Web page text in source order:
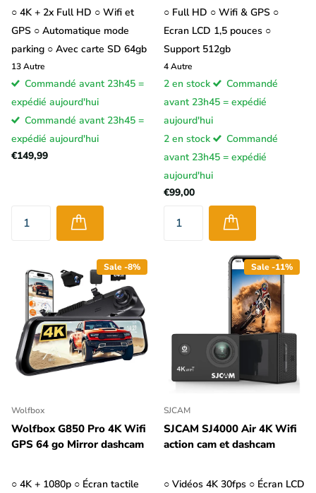
○ 4K + 2x Full HD ○ Wifi et
GPS ○ Automatique mode
parking ○ Avec carte SD 64gb
13Autre
Commandé avant 23h45 =
expédié aujourd'hui
Commandé avant 23h45 =
expédié aujourd'hui
€149,99
○ Full HD ○ Wifi & GPS ○
Ecran LCD 1,5 pouces ○
Support 512gb
4Autre
2 en stock
Commandé
avant 23h45 = expédié
aujourd'hui
2 en stock
Commandé
avant 23h45 = expédié
aujourd'hui
€99,00
Sale -8%
Wolfbox
Wolfbox G850 Pro 4K Wifi
GPS 64 go Mirror dashcam
○ 4K + 1080p ○ Écran tactile
Sale -11%
SJCAM
SJCAM SJ4000 Air 4K Wifi
action cam et dashcam
○ Vidéos 4K 30fps ○ Écran LCD